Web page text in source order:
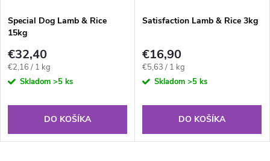
Special Dog Lamb & Rice
15kg
€32,40
Jednotková
cena:
€2,16 / 1 kg
Skladom >5 ks
DO KOŠÍKA
Satisfaction Lamb & Rice 3kg
€16,90
Jednotková
cena:
€5,63 / 1 kg
Skladom >5 ks
DO KOŠÍKA